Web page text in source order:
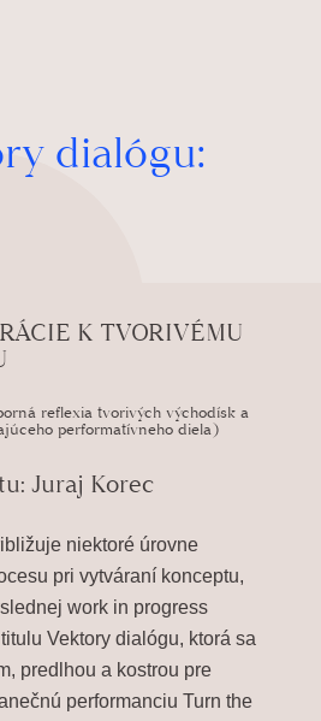
dialógu:
K TVORIVÉMU
reflexia tvorivých východísk a
performatívneho diela)
Juraj Korec
niektoré úrovne
pri vytváraní konceptu,
work in progress
Vektory dialógu, ktorá sa
predlhou a kostrou pre
performanciu Turn the